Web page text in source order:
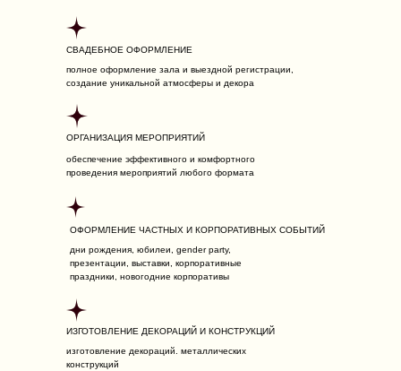
изготовление декораций. металлических
конструкций
ИЗГОТОВЛЕНИЕ ДЕКОРАЦИЙ И КОНСТРУКЦИЙ
дни рождения, юбилеи, gender party,
презентации, выставки, корпоративные
праздники, новогодние корпоративы
ОФОРМЛЕНИЕ ЧАСТНЫХ И КОРПОРАТИВНЫХ СОБЫТИЙ
обеспечение эффективного и комфортного
проведения мероприятий любого формата
ОРГАНИЗАЦИЯ МЕРОПРИЯТИЙ
СВАДЕБНОЕ ОФОРМЛЕНИЕ
полное оформление зала и выездной регистрации,
создание уникальной атмосферы и декора